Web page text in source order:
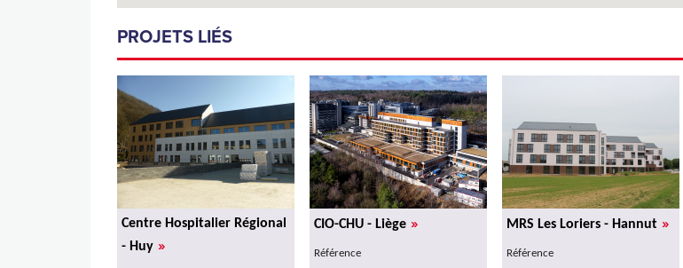
PROJETS LIÉS
Centre Hospitalier Régional
- Huy »
CIO-CHU - Liège »
Référence
MRS Les Loriers - Hannut »
Référence